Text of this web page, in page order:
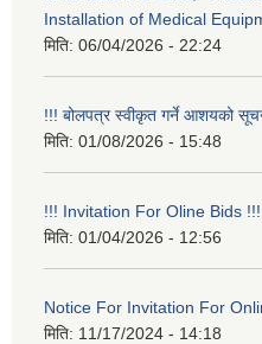
Installation of Medical
मिति: 06/04/2026 - 22:24
!!! बोलपत्र स्वीकृत गर्ने आशयको
मिति: 01/08/2026 - 15:48
!!! Invitation For Oline Bids !!!
मिति: 01/04/2026 - 12:56
Notice For Invitation For
मिति: 11/17/2024 - 14:18